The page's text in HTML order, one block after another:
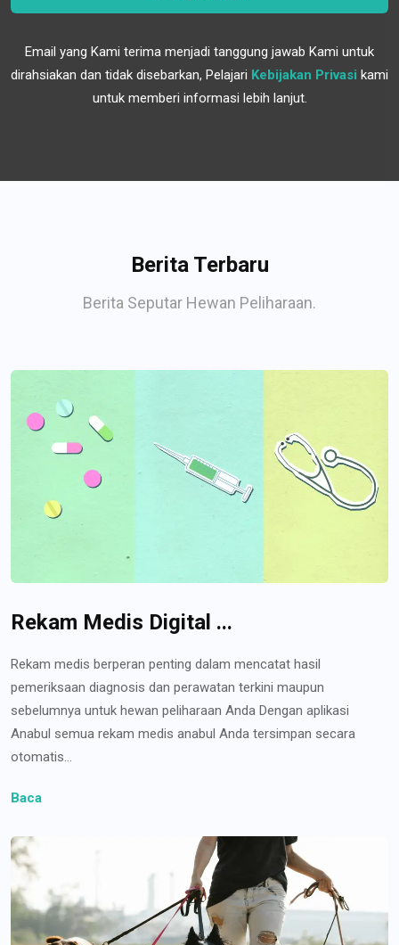
Email yang Kami terima menjadi tanggung jawab Kami untuk
dirahsiakan dan tidak disebarkan, Pelajari Kebijakan Privasi kami
untuk memberi informasi lebih lanjut.
Berita Terbaru
Berita Seputar Hewan Peliharaan.
Rekam Medis Digital ...
Rekam medis berperan penting dalam mencatat hasil
pemeriksaan diagnosis dan perawatan terkini maupun
sebelumnya untuk hewan peliharaan Anda Dengan aplikasi
Anabul semua rekam medis anabul Anda tersimpan secara
otomatis...
Baca